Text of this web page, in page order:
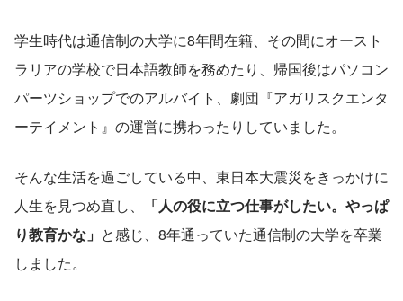
学生時代は通信制の大学に8年間在籍、その間にオースト
ラリアの学校で日本語教師を務めたり、帰国後はパソコン
パーツショップでのアルバイト、劇団『アガリスクエンタ
ーテイメント』の運営に携わったりしていました。
そんな生活を過ごしている中、東日本大震災をきっかけに
人生を見つめ直し、
「人の役に立つ仕事がしたい。やっぱ
り教育かな」 と感じ、8年通っていた通信制の大学を卒業
しました。